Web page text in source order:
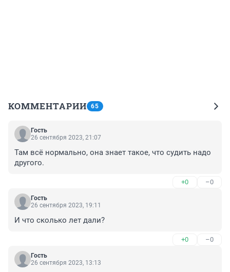
КОММЕНТАРИИ 65
Гость
26 сентября 2023, 21:07
Там всё нормально, она знает такое, что судить надо
другого.
+0 –0
Гость
26 сентября 2023, 19:11
И что сколько лет дали?
+0 –0
Гость
26 сентября 2023, 13:13